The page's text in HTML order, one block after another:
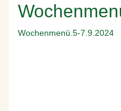
Wochenmenü.5-7.9.2024